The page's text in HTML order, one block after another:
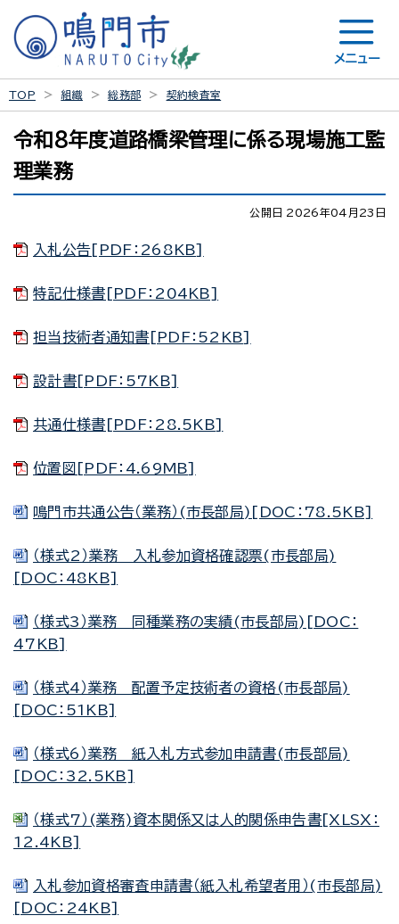
メニュー
TOP 組織 総務部 契約検査室
令和8年度道路橋梁管理に係る現場施工監
理業務
公開日 2026年04月23日
入札公告[PDF：268KB]
特記仕様書[PDF：204KB]
担当技術者通知書[PDF：52KB]
設計書[PDF：57KB]
共通仕様書[PDF：28.5KB]
位置図[PDF：4.69MB]
鳴門市共通公告（業務）(市長部局)[DOC：78.5KB]
（様式2）業務 入札参加資格確認票(市長部局)
[DOC：48KB]
（様式3）業務 同種業務の実績(市長部局)[DOC：
47KB]
（様式4）業務 配置予定技術者の資格(市長部局)
[DOC：51KB]
（様式6）業務 紙入札方式参加申請書(市長部局)
[DOC：32.5KB]
（様式7）(業務)資本関係又は人的関係申告書[XLSX：
12.4KB]
入札参加資格審査申請書（紙入札希望者用）(市長部局)
[DOC：24KB]